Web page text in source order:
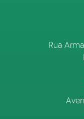
Rua